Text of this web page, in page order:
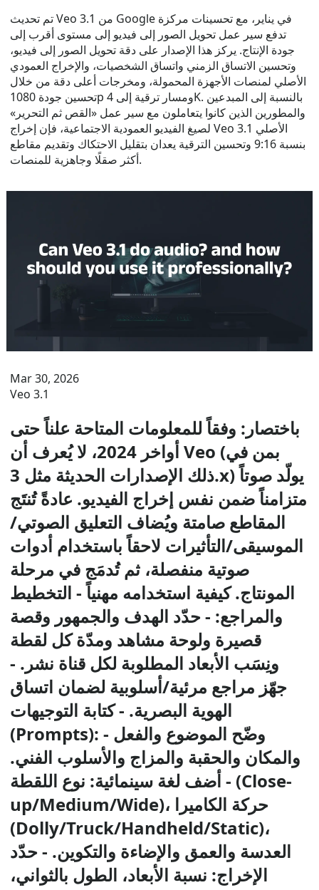
تم تحديث Veo 3.1 من Google في يناير، مع تحسينات مركزة
تدفع سير عمل تحويل الصور إلى فيديو إلى مستوى أقرب إلى
جودة الإنتاج. يركز هذا الإصدار على دقة تحويل الصور إلى فيديو،
وتحسين الاتساق الزمني واتساق الشخصيات، والإخراج العمودي
الأصلي لمنصات الأجهزة المحمولة، ومخرجات أعلى دقة من خلال
تحسين جودة 1080p ومسار ترقية إلى 4K. بالنسبة إلى المبدعين
والمطورين الذين كانوا يتعاملون مع سير عمل «القص ثم التحرير»
لصيغ الفيديو العمودية الاجتماعية، فإن إخراج Veo 3.1 الأصلي
بنسبة 9:16 وتحسين الترقية يعدان بتقليل الاحتكاك وتقديم مقاطع
أكثر صقلًا وجاهزية للمنصات.
Mar 30, 2026
Veo 3.1
باختصار: وفقاً للمعلومات المتاحة علناً حتى
أواخر 2024، لا يُعرف أن Veo (بمن في
ذلك الإصدارات الحديثة مثل 3.x) يولّد صوتاً
متزامناً ضمن نفس إخراج الفيديو. عادةً تُنتَج
المقاطع صامتة ويُضاف التعليق الصوتي/
الموسيقى/التأثيرات لاحقاً باستخدام أدوات
صوتية منفصلة، ثم تُدمَج في مرحلة
المونتاج. كيفية استخدامه مهنياً - التخطيط
والمراجع: - حدّد الهدف والجمهور وقصة
قصيرة ولوحة مشاهد ومدّة كل لقطة
ونِسَب الأبعاد المطلوبة لكل قناة نشر. -
جهّز مراجع مرئية/أسلوبية لضمان اتساق
الهوية البصرية. - كتابة التوجيهات
(Prompts): - وضّح الموضوع والفعل
والمكان والحقبة والمزاج والأسلوب الفني.
- أضف لغة سينمائية: نوع اللقطة (Close-
up/Medium/Wide)، حركة الكاميرا
(Dolly/Truck/Handheld/Static)،
العدسة والعمق والإضاءة والتكوين. - حدّد
الإخراج: نسبة الأبعاد، الطول بالثواني،